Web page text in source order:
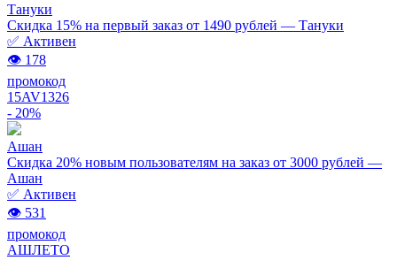
Тануки
Скидка 15% на первый заказ от 1490 рублей — Тануки
✅ Активен
👁 178
промокод
15AV1326
- 20%
Ашан
Скидка 20% новым пользователям на заказ от 3000 рублей —
Ашан
✅ Активен
👁 531
промокод
АШЛЕТО